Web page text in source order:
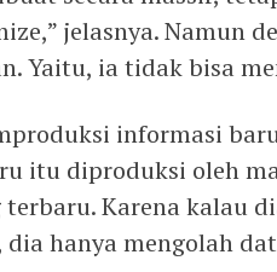
jelasnya. Namun
Yaitu, ia tidak bisa
informasi
itu diproduksi oleh
Karena kalau
hanya mengolah